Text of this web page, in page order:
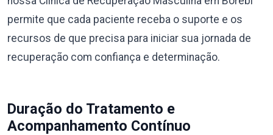
permite que cada paciente receba o suporte e os
recursos de que precisa para iniciar sua jornada de
recuperação com confiança e determinação.
Duração do Tratamento e
Acompanhamento Contínuo